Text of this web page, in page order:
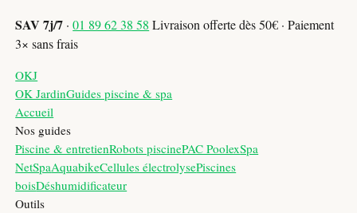
SAV 7j/7 ·01 89 62 38 58 Livraison offerte dès 50€ · Paiement
3× sans frais
OKJ
OK JardinGuides piscine & spa
Accueil
Nos guides
Piscine & entretienRobots piscinePAC PoolexSpa
NetSpaAquabikeCellules électrolysePiscines
boisDéshumidificateur
Outils